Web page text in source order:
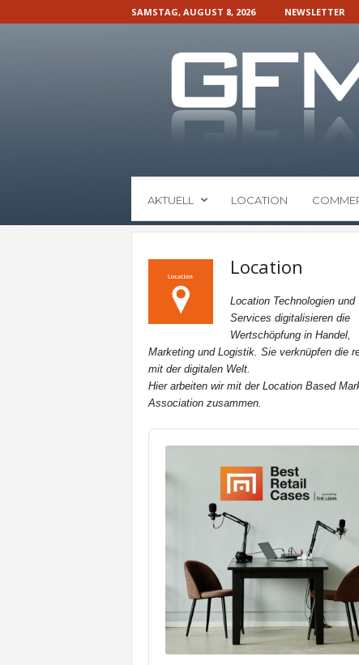
SAMSTAG, AUGUST 8, 2026 NEWSLETTER
M
N
AKTUELL LOCATION
Location
Location Technologien und
Services digitalisieren die
Wertschöpfung in Handel,
Marketing und Logistik. Sie verknüpfen die
mit der digitalen Welt.
Hier arbeiten wir mit der Location Based
Association zusammen.
Audio
Player